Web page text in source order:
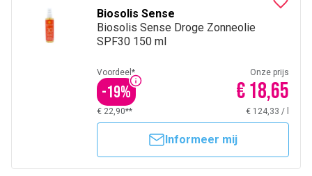
Biosolis Sense
Biosolis Sense Droge Zonneolie
SPF30 150 ml
Voordeel*
-19%
Onze prijs
€ 18,65
€ 22,90** € 124,33 /
Informeer mij